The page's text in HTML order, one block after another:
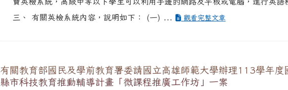
費英檢系統，高級中等以下學生可以利用手邊的網路及平板或電腦，進行英語
三、 有關英檢系統內容，說明如下： (一) ...
觀看完整文章
有關教育部國民及學前教育署委請國立高雄師範大學辦理113學年度
縣市科技教育推動輔導計畫「微課程推廣工作坊」一案